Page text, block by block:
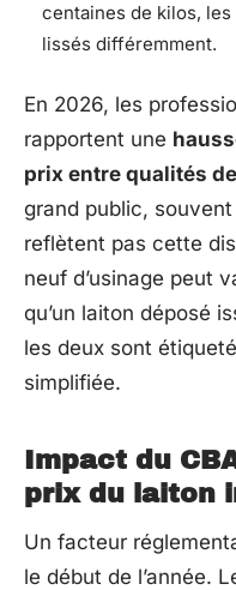
centaines de kilos,
lissés différemment.
En 2026, les
rapportent une
prix entre qualités
grand public,
reflètent pas cette
neuf d’usinage peut
qu’un laiton déposé
les deux sont
simplifiée.
Impact du
prix du laiton
Un facteur
le début de l’année.